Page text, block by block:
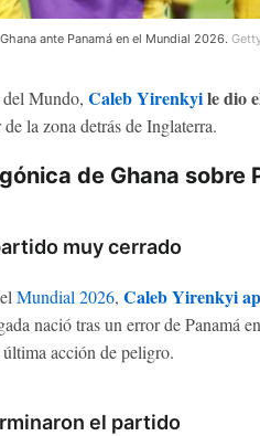
ante Panamá en el Mundial 2026.
Mundo, Caleb Yirenkyile dio
la zona detrás de Inglaterra.
de Ghana sobre
muy cerrado
Mundial 2026, Caleb Yirenkyi
nació tras un error de Panamá
acción de peligro.
el partido